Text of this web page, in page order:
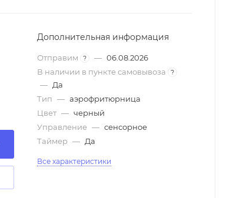
Дополнительная информация
Отправим ? — 06.08.2026
В наличии в пункте самовывоза
?
— Да
Тип — аэрофритюрница
Цвет — черный
Управление — сенсорное
Таймер — Да
Все характеристики